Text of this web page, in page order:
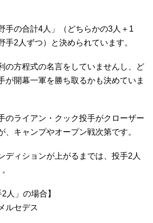
手の合計4人」（どちらかの3人＋1
手2人ずつ）と決められています。
の方程式の名言をしていませんし、ど
が開幕一軍を勝ち取るかも決めていま
のライアン・クック投手がクローザー
、キャンプやオープン戦次第です。
ディションが上がるまでは、投手2人
人」の場合】
ルセデス